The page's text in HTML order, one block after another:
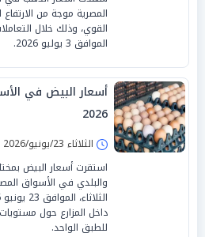
المصرية موجة من
القوي، وذلك خلال
الموافق 3 يوليو 2026.
2026
الثلاثاء 23/يونيو/2026 - 10:30 ص
استقرت أسعار البيض
والبلدي في الأسواق
للطبق الواحد.